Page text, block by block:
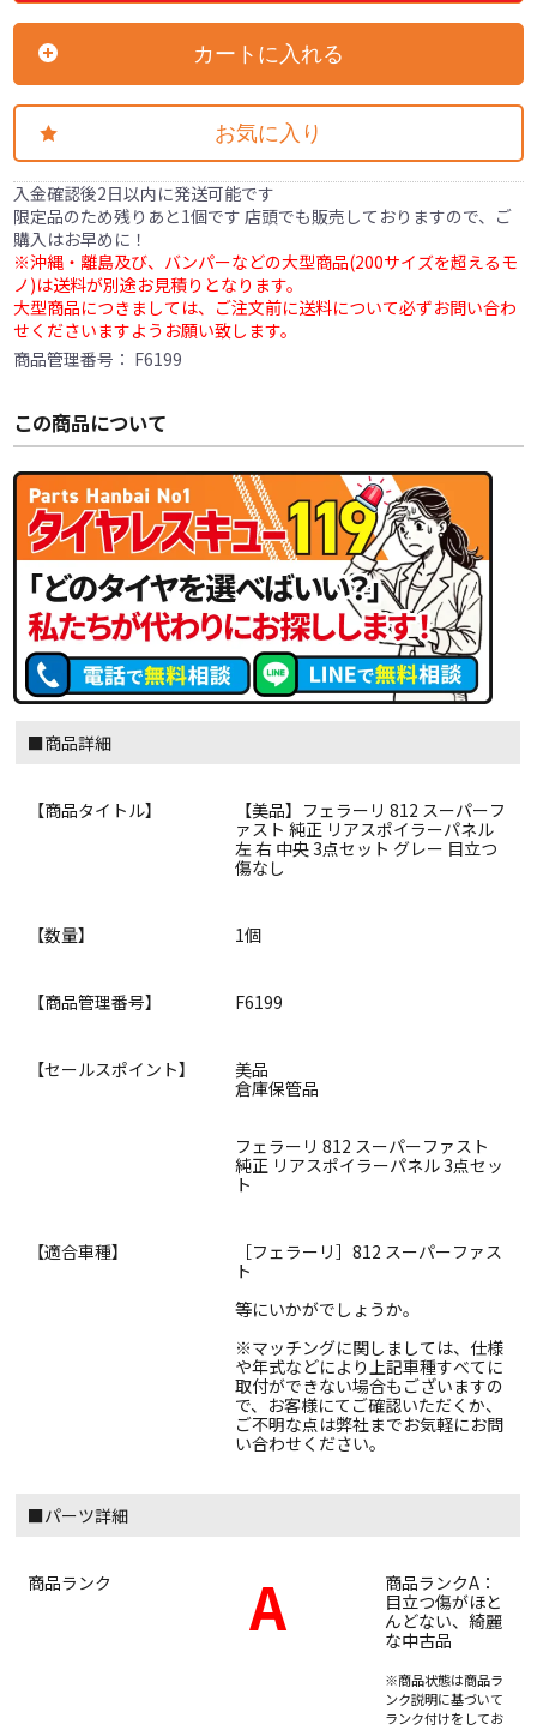
カートに入れる
お気に入り
入金確認後2日以内に発送可能です
限定品のため残りあと1個です 店頭でも販売しておりますので、ご
購入はお早めに！
※沖縄・離島及び、バンパーなどの大型商品(200サイズを超えるモ
ノ)は送料が別途お見積りとなります。
大型商品につきましては、ご注文前に送料について必ずお問い合わ
せくださいますようお願い致します。
商品管理番号： F6199
この商品について
■商品詳細
【商品タイトル】
【美品】フェラーリ 812 スーパーフ
ァスト 純正 リアスポイラーパネル
左 右 中央 3点セット グレー 目立つ
傷なし
【数量】 1個
【商品管理番号】 F6199
【セールスポイント】
美品
倉庫保管品
フェラーリ 812 スーパーファスト
純正 リアスポイラーパネル 3点セッ
ト
【適合車種】
［フェラーリ］812 スーパーファス
ト
等にいかがでしょうか。
※マッチングに関しましては、仕様
や年式などにより上記車種すべてに
取付ができない場合もございますの
で、お客様にてご確認いただくか、
ご不明な点は弊社までお気軽にお問
い合わせください。
■パーツ詳細
商品ランク A
商品ランクA：
目立つ傷がほと
んどない、綺麗
な中古品
※商品状態は商品ラ
ンク説明に基づいて
ランク付けをしてお